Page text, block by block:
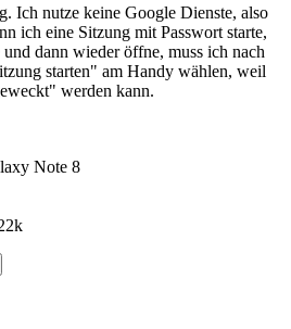
Ich nutze keine Google Dienste, also
ich eine Sitzung mit Passwort starte,
dann wieder öffne, muss ich nach
starten" am Handy wählen, weil
werden kann.
Note 8